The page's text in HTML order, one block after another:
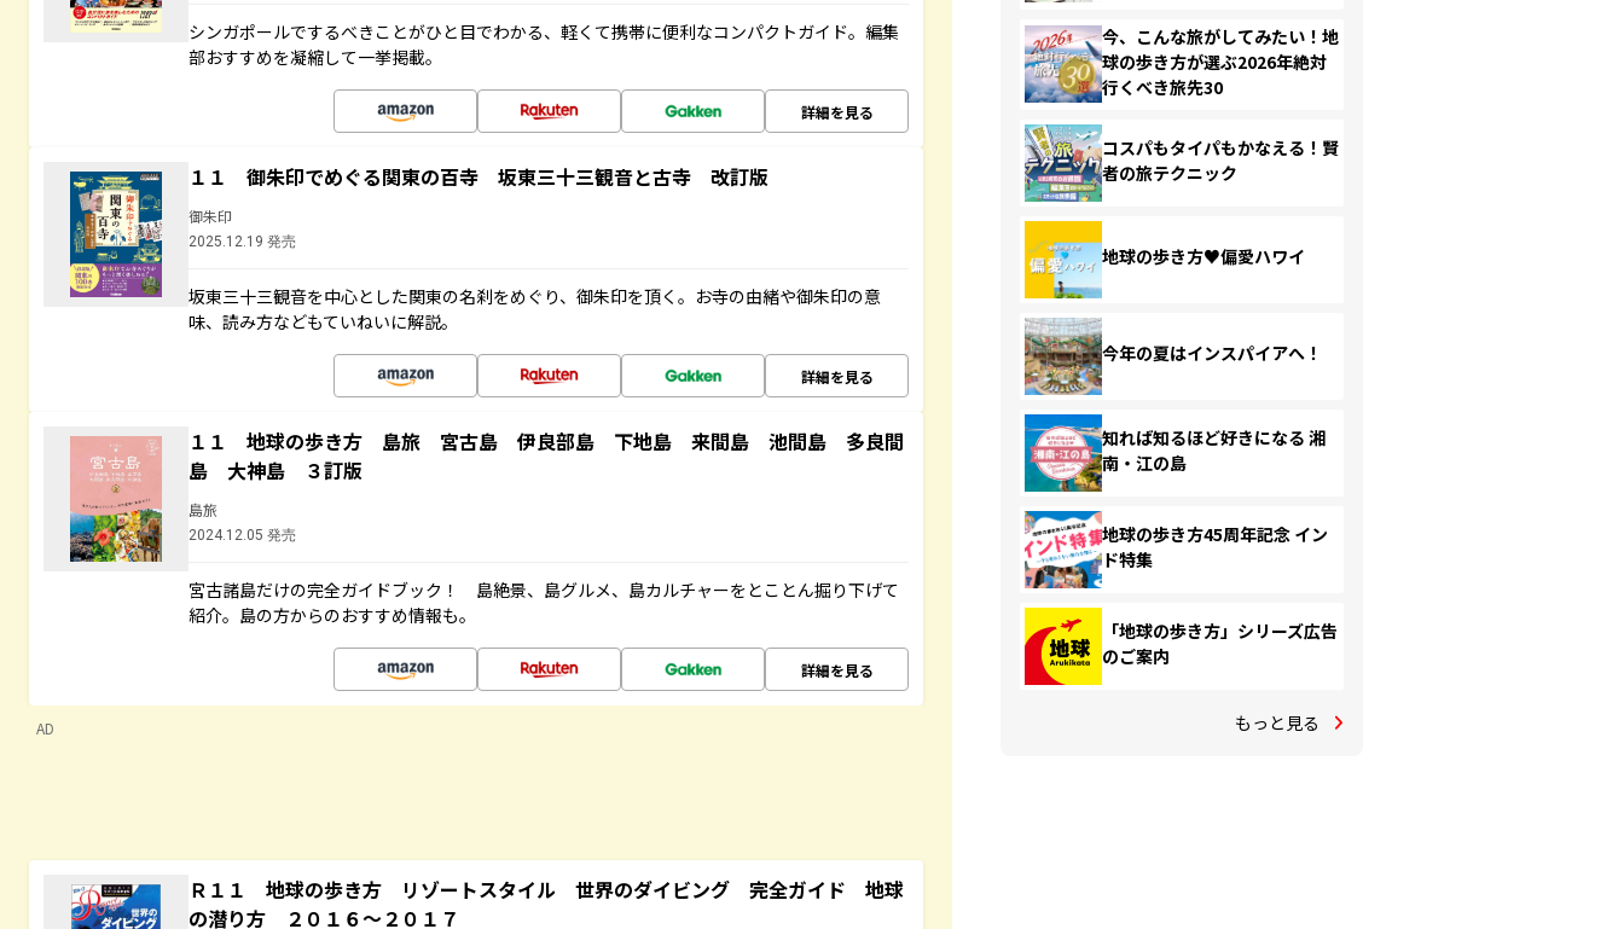
シンガポールでするべきことがひと目でわかる、軽くて携帯に便利なコンパクトガイド。編集
部おすすめを凝縮して一挙掲載。
詳細を見る
１１ 御朱印でめぐる関東の百寺 坂東三十三観音と古寺 改訂版
御朱印
2025.12.19 発売
坂東三十三観音を中心とした関東の名刹をめぐり、御朱印を頂く。お寺の由緒や御朱印の意
味、読み方などもていねいに解説。
詳細を見る
１１ 地球の歩き方 島旅 宮古島 伊良部島 下地島 来間島 池間島 多良間
島 大神島 ３訂版
島旅
2024.12.05 発売
宮古諸島だけの完全ガイドブック！ 島絶景、島グルメ、島カルチャーをとことん掘り下げて
紹介。島の方からのおすすめ情報も。
詳細を見る
AD
Ｒ１１ 地球の歩き方 リゾートスタイル 世界のダイビング 完全ガイド 地球
の潜り方 ２０１６～２０１７
今、こんな旅がしてみたい！地
球の歩き方が選ぶ2026年絶対
行くべき旅先30
コスパもタイパもかなえる！賢
者の旅テクニック
地球の歩き方♥偏愛ハワイ
今年の夏はインスパイアへ！
知れば知るほど好きになる 湘
南・江の島
地球の歩き方45周年記念 イン
ド特集
「地球の歩き方」シリーズ広告
のご案内
もっと見る